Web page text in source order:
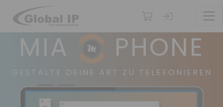
MIA PHONE
GESTALTE DEINE ART ZU TELEFONIEREN